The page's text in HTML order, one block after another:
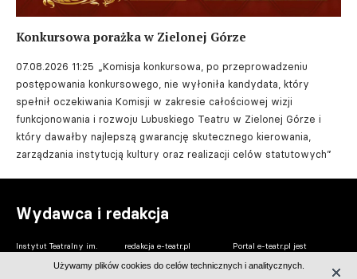
Konkursowa porażka w Zielonej Górze
07.08.2026 11:25 „Komisja konkursowa, po przeprowadzeniu
postępowania konkursowego, nie wyłoniła kandydata, który
spełnił oczekiwania Komisji w zakresie całościowej wizji
funkcjonowania i rozwoju Lubuskiego Teatru w Zielonej Górze i
który dawałby najlepszą gwarancję skutecznego kierowania,
zarządzania instytucją kultury oraz realizacji celów statutowych”
Wydawca i redakcja
Instytut Teatralny im.
ul. Jazdów 1
redakcja e-teatr.pl
Portal e-teatr.pl jest
internetowej mapie
Używamy plików cookies do celów technicznych i analitycznych.